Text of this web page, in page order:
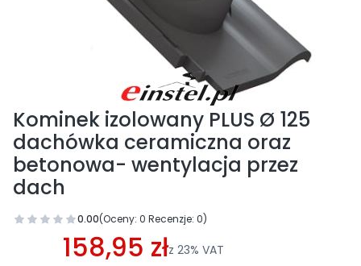
Kominek izolowany PLUS Ø 125
dachówka ceramiczna oraz
betonowa- wentylacja przez
dach
0.00(Oceny: 0 Recenzje: 0)
Przejdź do sekcji Opinie
158,95 złz 23% VAT